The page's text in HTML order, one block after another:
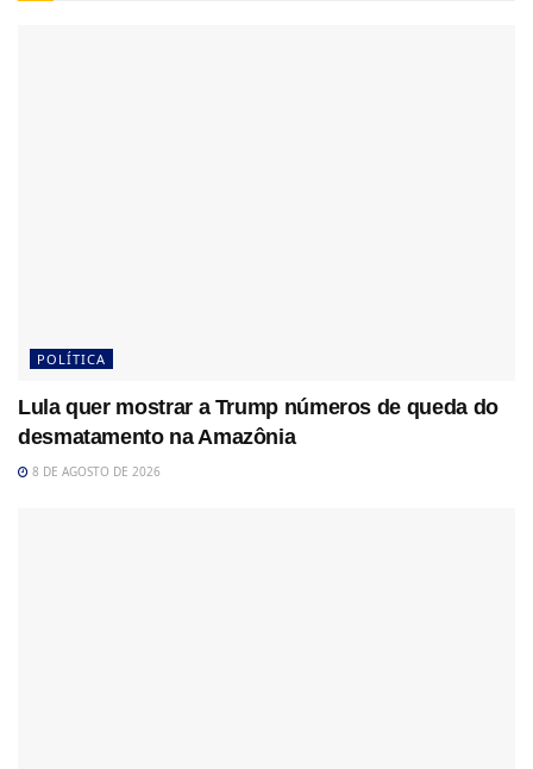
POLÍTICA
Lula quer mostrar a Trump números de queda do
desmatamento na Amazônia
8 DE AGOSTO DE 2026